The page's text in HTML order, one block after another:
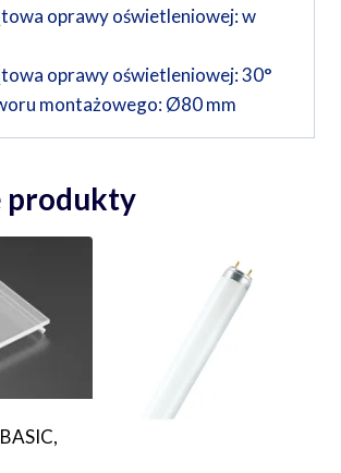
oprawy oświetleniowej: w
oprawy oświetleniowej: 30°
montażowego: Ø80 mm
produkty